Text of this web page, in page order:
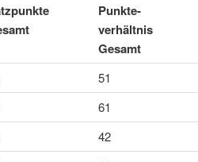
Punkte-
verhältnis
Gesamt
51
61
42